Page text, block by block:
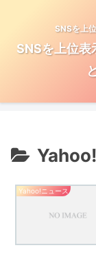
SNSを上
SNSを上位表
Yahoo!ニュース